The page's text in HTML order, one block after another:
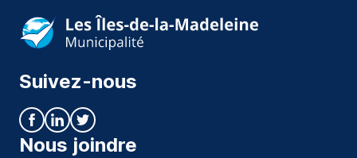
Suivez-nous
Nous joindre